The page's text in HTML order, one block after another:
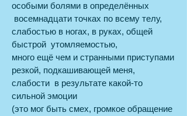
особыми болями в определённых
восемнадцати точках по всему телу,
слабостью в ногах, в руках, общей
быстрой утомляемостью,
много ещё чем и странными приступами
резкой, подкашивающей меня,
слабости в результате какой-то
сильной эмоции
(это мог быть смех, громкое обращение